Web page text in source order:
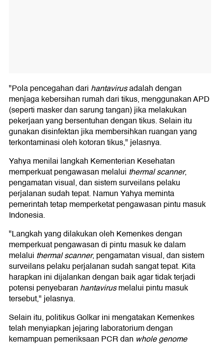
"Pola pencegahan dari hantavirusadalah dengan
menjaga kebersihan rumah dari tikus, menggunakan APD
(seperti masker dan sarung tangan) jika melakukan
pekerjaan yang bersentuhan dengan tikus. Selain itu
gunakan disinfektan jika membersihkan ruangan yang
terkontaminasi oleh kotoran tikus," jelasnya.
Yahya menilai langkah Kementerian Kesehatan
memperkuat pengawasan melalui thermal scanner,
pengamatan visual, dan sistem surveilans pelaku
perjalanan sudah tepat. Namun Yahya meminta
pemerintah tetap memperketat pengawasan pintu masuk
Indonesia.
"Langkah yang dilakukan oleh Kemenkes dengan
memperkuat pengawasan di pintu masuk ke dalam
melalui thermal scanner, pengamatan visual, dan sistem
surveilans pelaku perjalanan sudah sangat tepat. Kita
harapkan ini dijalankan dengan baik agar tidak terjadi
potensi penyebaran hantavirusmelalui pintu masuk
tersebut," jelasnya.
Selain itu, politikus Golkar ini mengatakan Kemenkes
telah menyiapkan jejaring laboratorium dengan
kemampuan pemeriksaan PCR dan whole genome